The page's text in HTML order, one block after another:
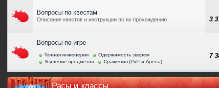
Вопросы по квестам
Описания квестов и инструкции по их прохождению 3
Вопросы по игре
Генная инженерия
Одержимость зверем
Усиление предметов
Сражения (PvP и Арена)
7
Расы и классы